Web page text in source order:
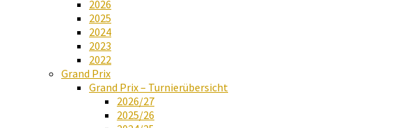
2026
2025
2024
2023
2022
Grand Prix
Grand Prix – Turnierübersicht
2026/27
2025/26